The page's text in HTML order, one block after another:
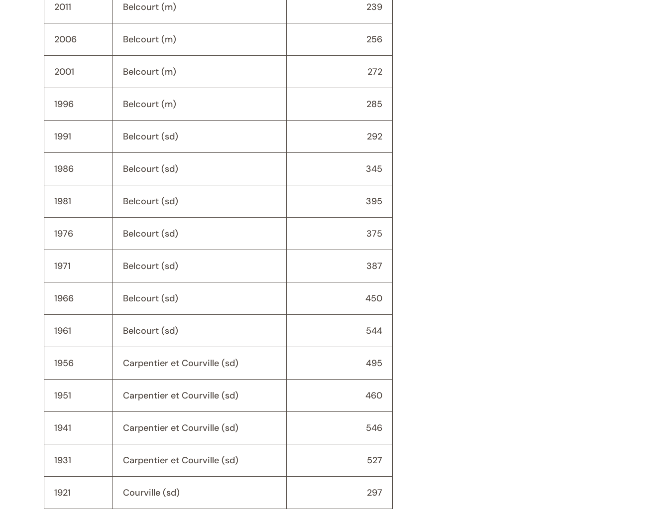
2011 Belcourt (m) 239
2006 Belcourt (m) 256
2001 Belcourt (m) 272
1996 Belcourt (m) 285
1991 Belcourt (sd) 292
1986 Belcourt (sd) 345
1981 Belcourt (sd) 395
1976 Belcourt (sd) 375
1971 Belcourt (sd) 387
1966 Belcourt (sd) 450
1961 Belcourt (sd) 544
1956 Carpentier et Courville (sd) 495
1951 Carpentier et Courville (sd) 460
1941 Carpentier et Courville (sd) 546
1931 Carpentier et Courville (sd) 527
1921 Courville (sd) 297